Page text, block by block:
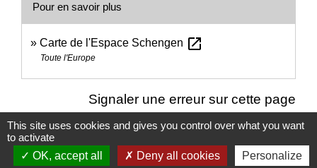
Pour en savoir plus
Carte de l'Espace Schengen open_in_new
Toute l'Europe
Signaler une erreur sur cette page
This site uses cookies and gives you control over what you want
to activate
OK, accept all
Deny all cookies Personalize